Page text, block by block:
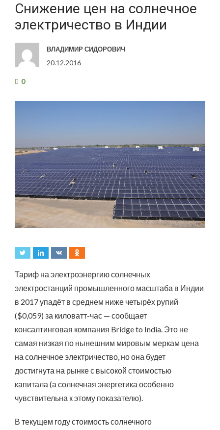
Снижение цен на солнечное
электричество в Индии
ВЛАДИМИР СИДОРОВИЧ
20.12.2016
0
Тариф на электроэнергию солнечных
электростанций промышленного масштаба в Индии
в 2017 упадёт в среднем ниже четырёх рупий
($0,059) за киловатт-час — сообщает
консалтинговая компания Bridge to India. Это не
самая низкая по нынешним мировым меркам цена
на солнечное электричество, но она будет
достигнута на рынке с высокой стоимостью
капитала (а солнечная энергетика особенно
чувствительна к этому показателю).
В текущем году стоимость солнечного